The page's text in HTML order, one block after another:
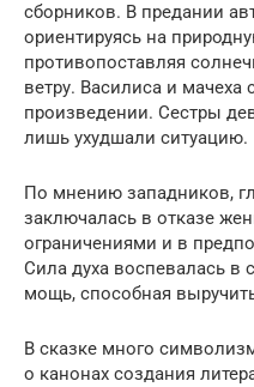
сборников. В предании
ориентируясь на
противопоставляя
ветру. Василиса и мачеха
произведении. Сестры
лишь ухудшали ситуацию.
По мнению западников,
заключалась в отказе
ограничениями и в
Сила духа воспевалась в
мощь, способная
В сказке много
о канонах создания